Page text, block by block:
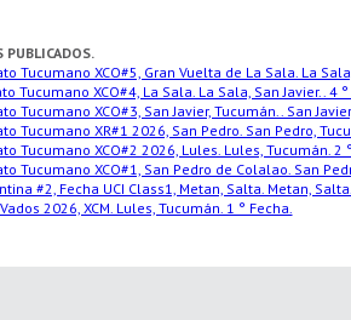
PUBLICADOS.
Tucumano XCO#5, Gran Vuelta de La Sala. La
Tucumano XCO#4, La Sala. La Sala, San Javier.. 4
Tucumano XCO#3, San Javier, Tucumán.. San
Tucumano XR#1 2026, San Pedro. San Pedro,
Tucumano XCO#2 2026, Lules. Lules, Tucumán. 2
Tucumano XCO#1, San Pedro de Colalao. San
#2, Fecha UCI Class1, Metan, Salta. Metan,
2026, XCM. Lules, Tucumán. 1 ° Fecha.